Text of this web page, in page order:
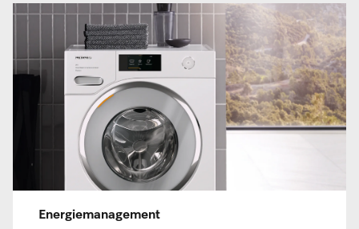
Energiemanagement